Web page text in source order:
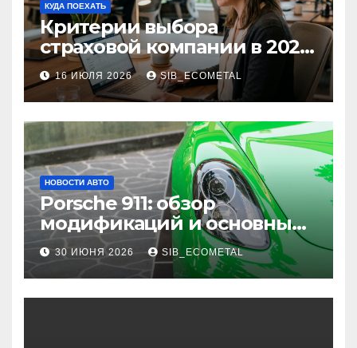
КУДА ПОЕХАТЬ
Критерии выбора
страховой компании в 2026
году: надежность и
реальные отзывы о
выплатах
16 ИЮЛЯ 2026 SIB_ECOMETAL
НОВОСТИ АВТО
Porsche 911: обзор
модификаций и основные
характеристики
30 ИЮНЯ 2026 SIB_ECOMETAL